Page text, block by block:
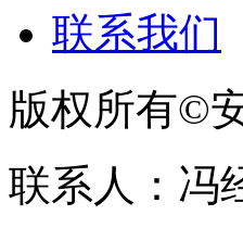
联系我们
版权所有©
联系人：冯